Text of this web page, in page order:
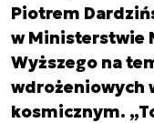
Piotrem
w Ministerstwie
Wyższego na
wdrożeniowych
kosmicznym.